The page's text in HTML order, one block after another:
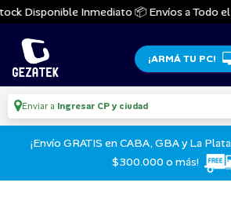
Disponible Inmediato 📦 Envíos a Todo el
¡ARMÁ TU PC!
Enviar a Ingresar CP y ciudad
¡Envío GRATIS en CABA, GBA y La
$300.000 o más!